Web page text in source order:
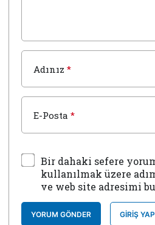
Adınız *
E-Posta *
Bir dahaki sefere
kullanılmak üzere
ve web site adresimi
YORUM GÖNDER GIRIŞ YAP